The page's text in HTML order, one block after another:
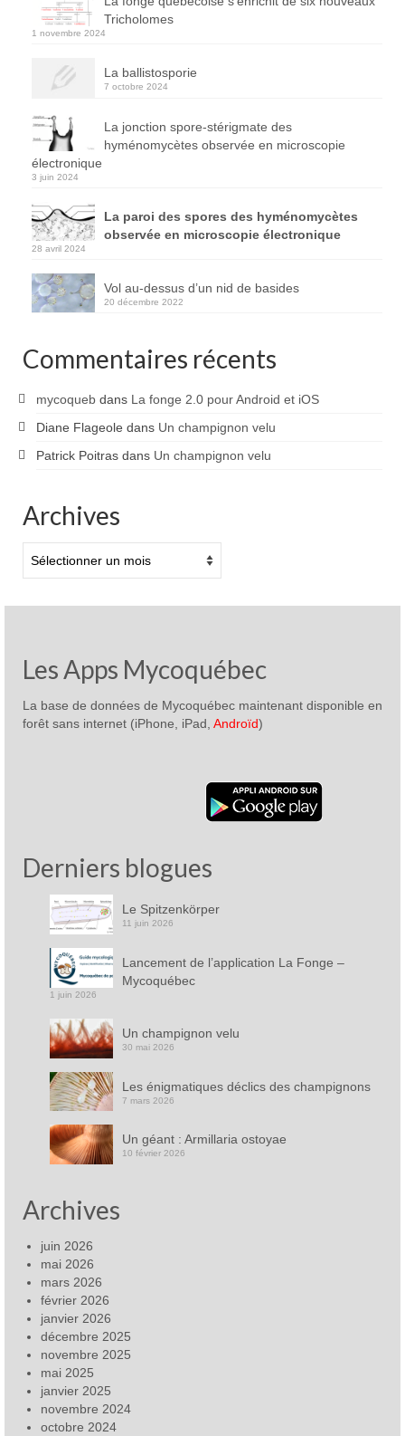
Tricholomes
1 novembre 2024
La ballistosporie
7 octobre 2024
La jonction spore-stérigmate des
hyménomycètes observée en microscopie
électronique
3 juin 2024
La paroi des spores des hyménomycètes
observée en microscopie électronique
28 avril 2024
Vol au-dessus d’un nid de basides
20 décembre 2022
Commentaires récents
mycoqueb dans La fonge 2.0 pour Android et iOS
Diane Flageole dans Un champignon velu
Patrick Poitras dans Un champignon velu
Archives
Les Apps Mycoquébec
La base de données de Mycoquébec maintenant disponible en
forêt sans internet (iPhone, iPad, Androïd)
Derniers blogues
Le Spitzenkörper
11 juin 2026
Lancement de l’application La Fonge –
Mycoquébec
1 juin 2026
Un champignon velu
30 mai 2026
Les énigmatiques déclics des champignons
7 mars 2026
Un géant : Armillaria ostoyae
10 février 2026
Archives
juin 2026
mai 2026
mars 2026
février 2026
janvier 2026
décembre 2025
novembre 2025
mai 2025
janvier 2025
novembre 2024
octobre 2024